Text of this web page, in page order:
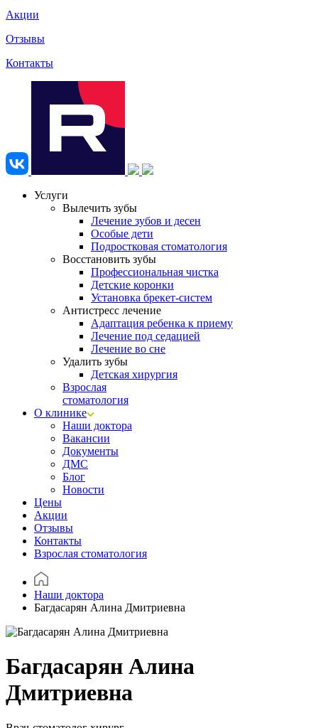
Акции
Отзывы
Контакты
Услуги
Вылечить зубы
Лечение зубов и десен
Особые дети
Подростковая стоматология
Восстановить зубы
Профессиональная чистка
Детские коронки
Установка брекет-систем
Антистресс лечение
Адаптация ребенка к приему
Лечение под седацией
Лечение во сне
Удалить зубы
Детская хирургия
Взрослая
стоматология
О клинике
Наши доктора
Вакансии
Документы
ДМС
Блог
Новости
Цены
Акции
Отзывы
Контакты
Взрослая стоматология
Наши доктора
Багдасарян Алина Дмитриевна
Багдасарян Алина
Дмитриевна